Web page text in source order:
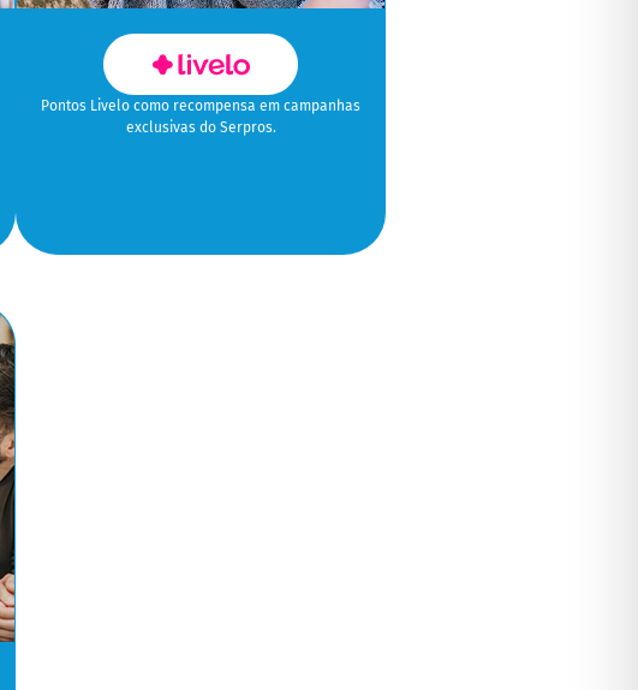
Pontos Livelo como recompensa em campanhas
exclusivas do Serpros.